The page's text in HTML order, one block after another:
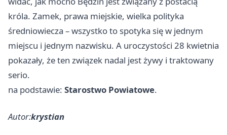
króla. Zamek, prawa miejskie, wielka polityka
średniowiecza – wszystko to spotyka się w jednym
miejscu i jednym nazwisku. A uroczystości 28 kwietnia
pokazały, że ten związek nadal jest żywy i traktowany
serio.
na podstawie: Starostwo Powiatowe.
Autor:krystian